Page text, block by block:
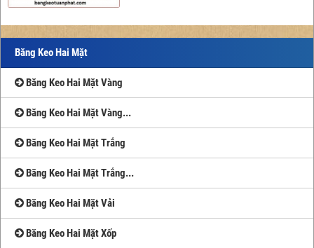
Băng Keo Hai Mặt
Băng Keo Hai Mặt Vàng
Băng Keo Hai Mặt Vàng...
Băng Keo Hai Mặt Trắng
Băng Keo Hai Mặt Trắng...
Băng Keo Hai Mặt Vải
Băng Keo Hai Mặt Xốp